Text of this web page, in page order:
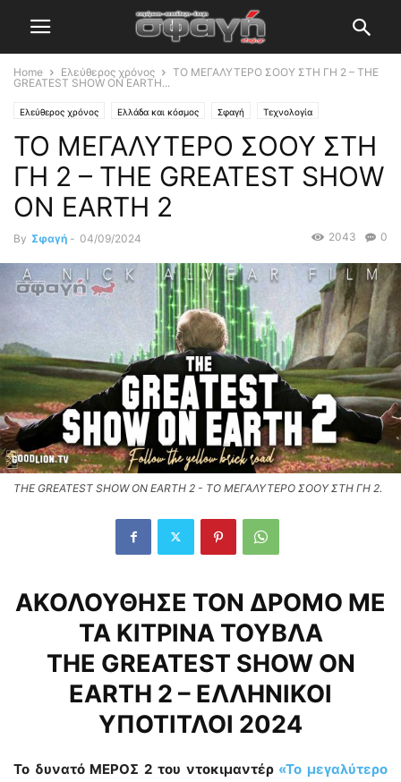
Home Ελεύθερος χρόνος
ΤΟ ΜΕΓΑΛΥΤΕΡΟ ΣΟΟΥ ΣΤΗ ΓΗ 2 – THE
GREATEST SHOW ON EARTH...
Ελεύθερος χρόνος Ελλάδα και κόσμος Σφαγή Τεχνολογία
ΤΟ ΜΕΓΑΛΥΤΕΡΟ ΣΟΟΥ ΣΤΗ
ΓΗ 2 – THE GREATEST SHOW
ON EARTH 2
By Σφαγή - 04/09/2024 0
2043
THE GREATEST SHOW ON EARTH 2 - ΤΟ ΜΕΓΑΛΥΤΕΡΟ ΣΟΟΥ ΣΤΗ ΓΗ 2.
ΑΚΟΛΟΥΘΗΣΕ ΤΟΝ ΔΡΟΜΟ ΜΕ
ΤΑ ΚΙΤΡΙΝΑ ΤΟΥΒΛΑ
THE GREATEST SHOW ON
EARTH 2 – ΕΛΛΗΝΙΚΟΙ
ΥΠΟΤΙΤΛΟΙ 2024
Το δυνατό ΜΕΡΟΣ 2 του ντοκιμαντέρ «Το μεγαλύτερο